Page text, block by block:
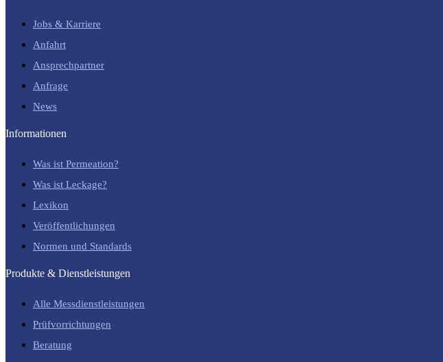
Jobs & Karriere
Anfahrt
Ansprechpartner
Anfrage
News
Informationen
Was ist Permeation?
Was ist Leckage?
Lexikon
Veröffentlichungen
Normen und Standards
Produkte & Dienstleistungen
Alle Messdienstleistungen
Prüfvorrichtungen
Beratung